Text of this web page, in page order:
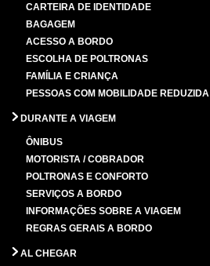
CARTEIRA DE IDENTIDADE
BAGAGEM
ACESSO A BORDO
ESCOLHA DE POLTRONAS
FAMÍLIA E CRIANÇA
PESSOAS COM MOBILIDADE REDUZIDA
DURANTE A VIAGEM
ÔNIBUS
MOTORISTA / COBRADOR
POLTRONAS E CONFORTO
SERVIÇOS A BORDO
INFORMAÇÕES SOBRE A VIAGEM
REGRAS GERAIS A BORDO
AL CHEGAR